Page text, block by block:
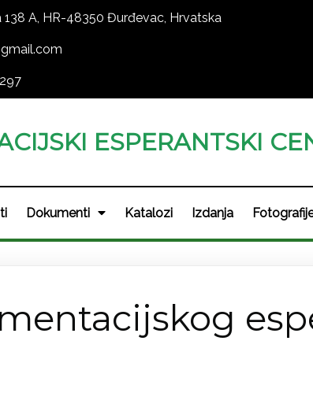
138 A, HR-48350 Đurđevac, Hrvatska
ESPERANTSKI
Dokumenti Katalozi Izdanja